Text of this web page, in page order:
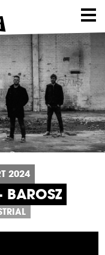
2024
BAROSZ